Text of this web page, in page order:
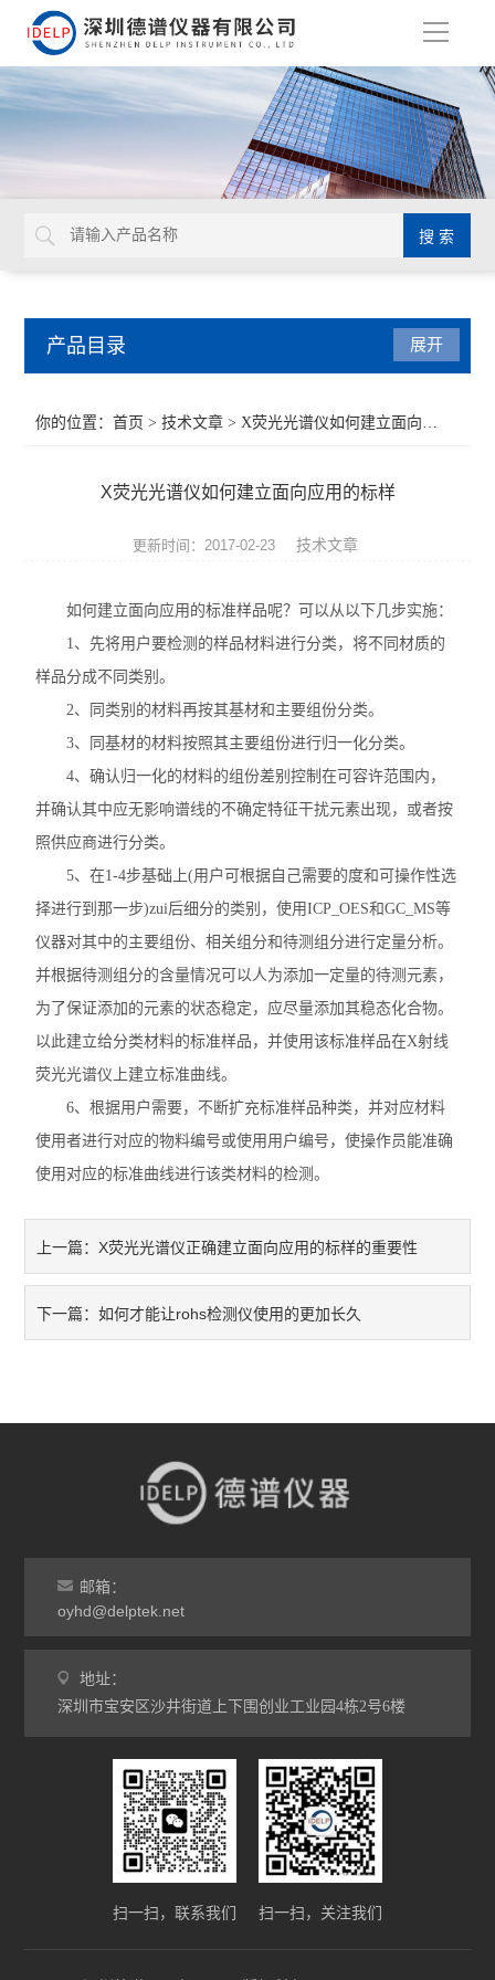
导
产品目录
ROHS分析仪
卤素检测仪
环保检测仪
液相色谱仪
矿石分析仪
元素分析仪
不锈钢分析仪
金属合金分析仪
镀层测厚仪/膜厚仪
口罩设备
光谱仪
气质联用仪
展开
你的位置：首页 >技术文章 > X荧光光谱仪如何建立面向应用的标样
X荧光光谱仪如何建立面向应用的标样
更新时间：2017-02-23 技术文章
如何建立面向应用的标准样品呢？可以从以下几步实施：
1、先将用户要检测的样品材料进行分类，将不同材质的
样品分成不同类别。
2、同类别的材料再按其基材和主要组份分类。
3、同基材的材料按照其主要组份进行归一化分类。
4、确认归一化的材料的组份差别控制在可容许范围内，
并确认其中应无影响谱线的不确定特征干扰元素出现，或者按
照供应商进行分类。
5、在1-4步基础上(用户可根据自己需要的度和可操作性选
择进行到那一步)zui后细分的类别，使用ICP_OES和GC_MS等
仪器对其中的主要组份、相关组分和待测组分进行定量分析。
并根据待测组分的含量情况可以人为添加一定量的待测元素，
为了保证添加的元素的状态稳定，应尽量添加其稳态化合物。
以此建立给分类材料的标准样品，并使用该标准样品在X射线
荧光光谱仪上建立标准曲线。
6、根据用户需要，不断扩充标准样品种类，并对应材料
使用者进行对应的物料编号或使用用户编号，使操作员能准确
使用对应的标准曲线进行该类材料的检测。
上一篇：X荧光光谱仪正确建立面向应用的标样的重要性
下一篇：如何才能让rohs检测仪使用的更加长久
邮箱：
oyhd@delptek.net
地址：
深圳市宝安区沙井街道上下围创业工业园4栋2号6楼
扫一扫，联系我们 扫一扫，关注我们